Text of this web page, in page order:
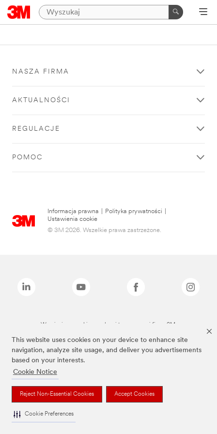
This website uses cookies on your device to enhance site
navigation, analyze site usage, and deliver you advertisements
based on your interests.
Cookie Notice
Reject Non-Essential Cookies Accept Cookies
Cookie Preferences
NASZA FIRMA
AKTUALNOŚCI
REGULACJE
POMOC
Informacja prawna Polityka prywatności
Ustawienia cookie
© 3M 2026. Wszelkie prawa zastrzeżone.
Wymienione marki są znakami towarowymi firmy 3M.